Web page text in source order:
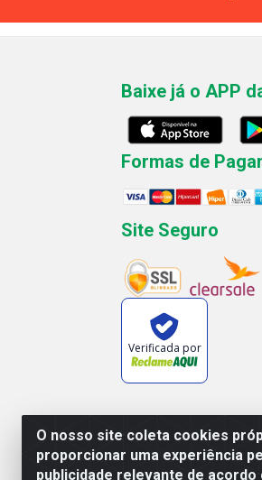
O nosso site coleta cookies
proporcionar uma experiência
publicidade relevante de
Baixe já o APP
Formas de
Site Seguro
Verificada por